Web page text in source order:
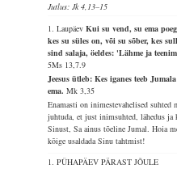
Jutlus: Jk 4,13–15
1. LaupäevKui su vend, su ema
kes su süles on, või su sõber, kes
sind salaja, öeldes: 'Lähme ja
5Ms 13,7.9
Jeesus ütleb: Kes iganes teeb
ema.Mk 3,35
Enamasti on inimestevahelised
juhtuda, et just inimsuhted, lähedus ja
Sinust, Sa ainus tõeline Jumal. Hoia
kõige usaldada Sinu tahtmist!
1. PÜHAPÄEV PÄRAST JÕULE